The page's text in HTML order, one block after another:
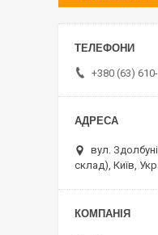
+380 (63)
вул.
склад), Київ,